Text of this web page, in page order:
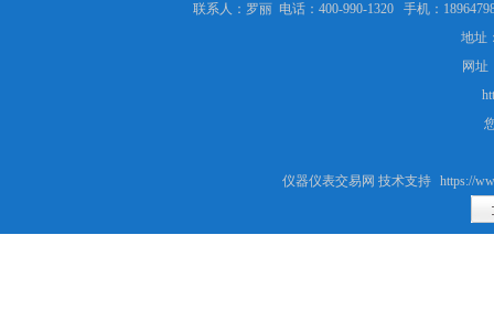
联系人：罗丽 电话：400-990-1320 手机：
地址
网址
仪器仪表交易网 技术支持 https://